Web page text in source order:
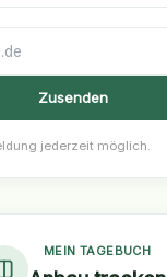
Zusenden
jederzeit möglich.
MEIN TAGEBUCH